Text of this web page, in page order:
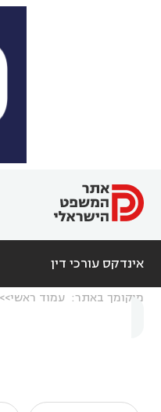
אינדקס עורכי דין
מיקומך באתר: עמוד ראשי